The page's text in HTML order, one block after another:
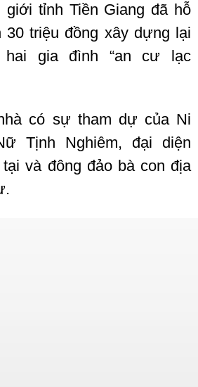
giới tỉnh Tiền Giang đã hỗ
triệu đồng xây dựng lại
hai gia đình “an cư lạc
có sự tham dự của Ni
Tịnh Nghiêm, đại diện
và đông đảo bà con địa